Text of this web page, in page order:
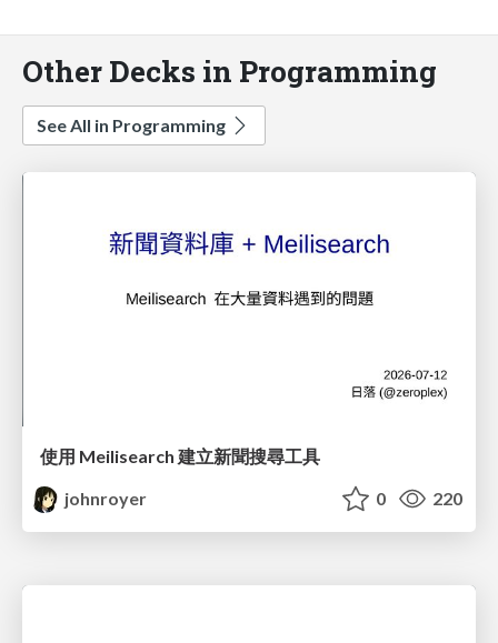
Other Decks in Programming
See All in Programming
使用 Meilisearch 建立新聞搜尋工具
johnroyer
0 220